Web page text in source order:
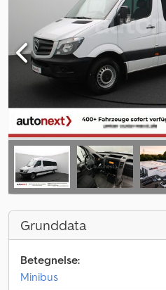
Grunddata
Betegnelse:
Minibus